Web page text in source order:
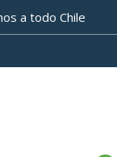
a todo Chile